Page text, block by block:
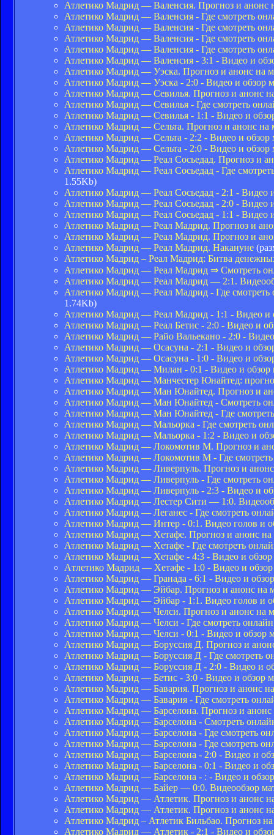
Атлетико Мадрид — Валенсия. Прогноз и анонс
Атлетико Мадрид — Валенсия - Где смотреть
Атлетико Мадрид — Валенсия - Где смотреть
Атлетико Мадрид — Валенсия - Где смотреть
Атлетико Мадрид — Валенсия - Где смотреть
Атлетико Мадрид — Валенсия - 3:1 - Видео и
Атлетико Мадрид — Уэска. Прогноз и анонс на
Атлетико Мадрид — Уэска - 2:0 - Видео и обзор
Атлетико Мадрид — Севилья. Прогноз и анонс
Атлетико Мадрид — Севилья - Где смотреть
Атлетико Мадрид — Севилья - 1:1 - Видео и
Атлетико Мадрид — Сельта. Прогноз и анонс
Атлетико Мадрид — Сельта - 2:2 - Видео и
Атлетико Мадрид — Сельта - 2:0 - Видео и
Атлетико Мадрид — Реал Сосьедад. Прогноз и
Атлетико Мадрид — Реал Сосьедад - Где
1.55Kb)
Атлетико Мадрид — Реал Сосьедад - 2:1 - Видео
Атлетико Мадрид — Реал Сосьедад - 2:0 - Видео
Атлетико Мадрид — Реал Сосьедад - 1:1 - Видео
Атлетико Мадрид — Реал Мадрид. Прогноз и
Атлетико Мадрид — Реал Мадрид. Прогноз и
Атлетико Мадрид — Реал Мадрид. Накануне
Атлетико Мадрид – Реал Мадрид: Битва
Атлетико Мадрид — Реал Мадрид ⇒ Смотреть
Атлетико Мадрид — Реал Мадрид — 2:1.
Атлетико Мадрид — Реал Мадрид - Где
1.74Kb)
Атлетико Мадрид — Реал Мадрид - 1:1 - Видео и
Атлетико Мадрид — Реал Бетис - 2:0 - Видео и
Атлетико Мадрид — Райо Вальекано - 2:0 -
Атлетико Мадрид — Осасуна - 2:1 - Видео и
Атлетико Мадрид — Осасуна - 1:0 - Видео и
Атлетико Мадрид — Милан - 0:1 - Видео и обзор
Атлетико Мадрид — Манчестер Юнайтед:
Атлетико Мадрид — Ман Юнайтед. Прогноз и
Атлетико Мадрид — Ман Юнайтед - Смотреть
Атлетико Мадрид — Ман Юнайтед - Где
Атлетико Мадрид — Мальорка - Где смотреть
Атлетико Мадрид — Мальорка - 1:2 - Видео и
Атлетико Мадрид — Локомотив М. Прогноз и
Атлетико Мадрид — Локомотив М - Где
Атлетико Мадрид — Ливерпуль. Прогноз и
Атлетико Мадрид — Ливерпуль - Где смотреть
Атлетико Мадрид — Ливерпуль - 2:3 - Видео и
Атлетико Мадрид — Лестер Сити — 1:0.
Атлетико Мадрид — Леганес - Где смотреть
Атлетико Мадрид — Интер - 0:1. Видео голов и
Атлетико Мадрид — Хетафе. Прогноз и анонс
Атлетико Мадрид — Хетафе - Где смотреть
Атлетико Мадрид — Хетафе - 4:3 - Видео и
Атлетико Мадрид — Хетафе - 1:0 - Видео и
Атлетико Мадрид — Гранада - 6:1 - Видео и
Атлетико Мадрид — Эйбар. Прогноз и анонс на
Атлетико Мадрид — Эйбар - 1:1. Видео голов и
Атлетико Мадрид — Челси. Прогноз и анонс на
Атлетико Мадрид — Челси - Где смотреть
Атлетико Мадрид — Челси - 0:1 - Видео и обзор
Атлетико Мадрид — Боруссия Д. Прогноз и
Атлетико Мадрид — Боруссия Д - Где смотреть
Атлетико Мадрид — Боруссия Д - 2:0 - Видео и
Атлетико Мадрид — Бетис - 3:0 - Видео и обзор
Атлетико Мадрид — Бавария. Прогноз и анонс
Атлетико Мадрид — Бавария - Где смотреть
Атлетико Мадрид — Барселона. Прогноз и
Атлетико Мадрид — Барселона - Смотреть
Атлетико Мадрид — Барселона - Где смотреть
Атлетико Мадрид — Барселона - Где смотреть
Атлетико Мадрид — Барселона - 2:0 - Видео и
Атлетико Мадрид — Барселона - 0:1 - Видео и
Атлетико Мадрид — Барселона - : - Видео и
Атлетико Мадрид — Байер — 0:0. Видеообзор
Атлетико Мадрид — Атлетик. Прогноз и анонс
Атлетико Мадрид — Атлетик. Прогноз и анонс
Атлетико Мадрид – Атлетик Бильбао. Прогноз
Атлетико Мадрид — Атлетик - 2:1 - Видео и